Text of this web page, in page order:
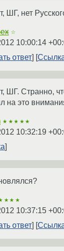
ШГ, нет
☆
10:00:14
ответ
ШГ. Странно,
на это
★★★★★
10:32:19
10:37:15
ответ